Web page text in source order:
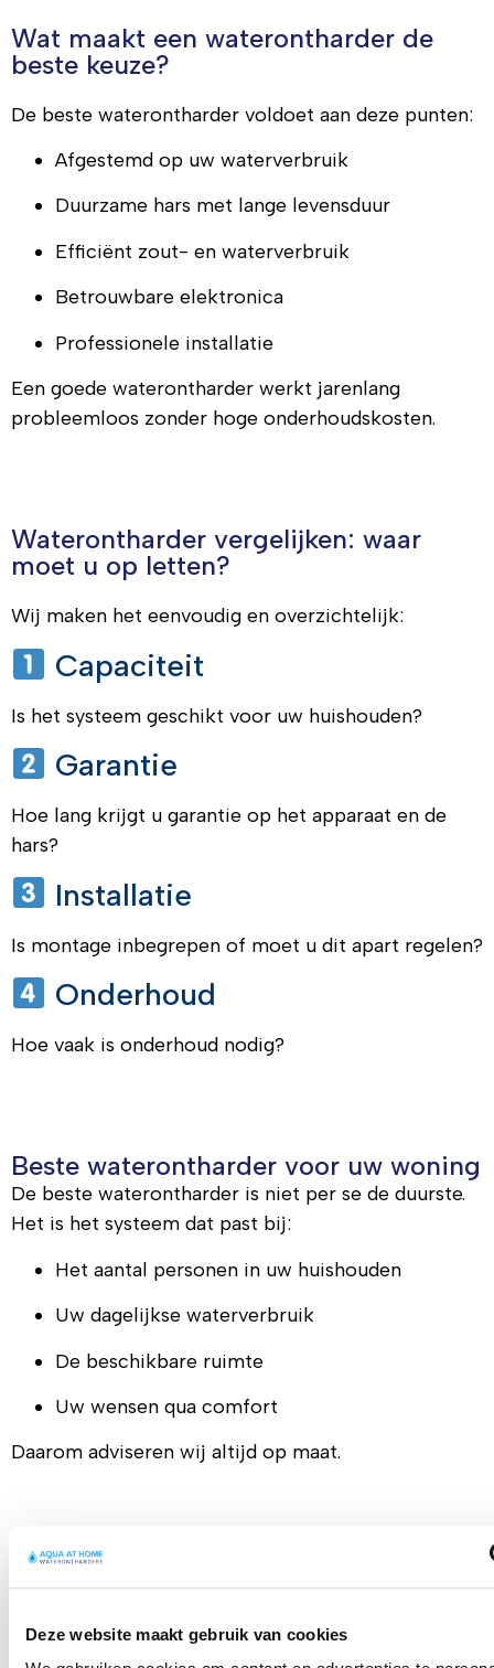
Deze website maakt gebruik van cookies
Wat maakt een waterontharder de
beste keuze?
De beste waterontharder voldoet aan deze punten:
Afgestemd op uw waterverbruik
Duurzame hars met lange levensduur
Efficiënt zout- en waterverbruik
Betrouwbare elektronica
Professionele installatie
Een goede waterontharder werkt jarenlang
probleemloos zonder hoge onderhoudskosten.
Waterontharder vergelijken: waar
moet u op letten?
Wij maken het eenvoudig en overzichtelijk:
Capaciteit
Is het systeem geschikt voor uw huishouden?
Garantie
Hoe lang krijgt u garantie op het apparaat en de
hars?
Installatie
Is montage inbegrepen of moet u dit apart regelen?
Onderhoud
Hoe vaak is onderhoud nodig?
Beste waterontharder voor uw woning
De beste waterontharder is niet per se de duurste.
Het is het systeem dat past bij:
Het aantal personen in uw huishouden
Uw dagelijkse waterverbruik
De beschikbare ruimte
Uw wensen qua comfort
Daarom adviseren wij altijd op maat.
Wat kost de beste waterontharder?
Wilt u meer weten over de gemiddelde
waterontharder kosten inclusief installatie?